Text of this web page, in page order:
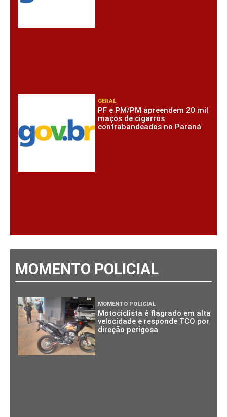
GERAL
PF e PM/PM apreendem 20 mil
maços de cigarros
contrabandeados no Paraná
MOMENTO POLICIAL
MOMENTO POLICIAL
Motociclista é flagrado em alta
velocidade e responde TCO por
direção perigosa